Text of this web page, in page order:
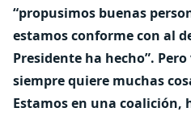
“propusimos buenas
estamos conforme con al
Presidente ha hecho”.
siempre quiere muchas
Estamos en una coalición,